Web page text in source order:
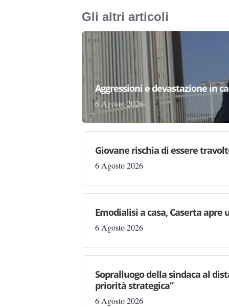
Gli altri articoli
Aggressioni e devastazione in
6 Agosto 2026
Giovane rischia di essere
6 Agosto 2026
Emodialisi a casa, Caserta apre
6 Agosto 2026
Sopralluogo della sindaca al
priorità strategica”
6 Agosto 2026